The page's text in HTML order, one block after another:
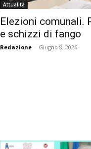
Attualità
Elezioni comunali.
e schizzi di fango
Redazione - Giugno 8, 2026